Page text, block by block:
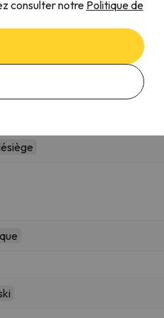
consulter notrePolitique de